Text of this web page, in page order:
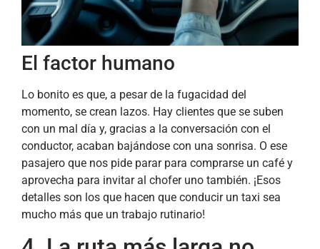
El factor humano
Lo bonito es que, a pesar de la fugacidad del
momento, se crean lazos. Hay clientes que se suben
con un mal día y, gracias a la conversación con el
conductor, acaban bajándose con una sonrisa. O ese
pasajero que nos pide parar para comprarse un café y
aprovecha para invitar al chofer uno también. ¡Esos
detalles son los que hacen que conducir un taxi sea
mucho más que un trabajo rutinario!